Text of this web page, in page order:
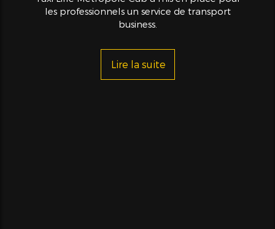
les professionnels un service de transport
business.
Lire la suite